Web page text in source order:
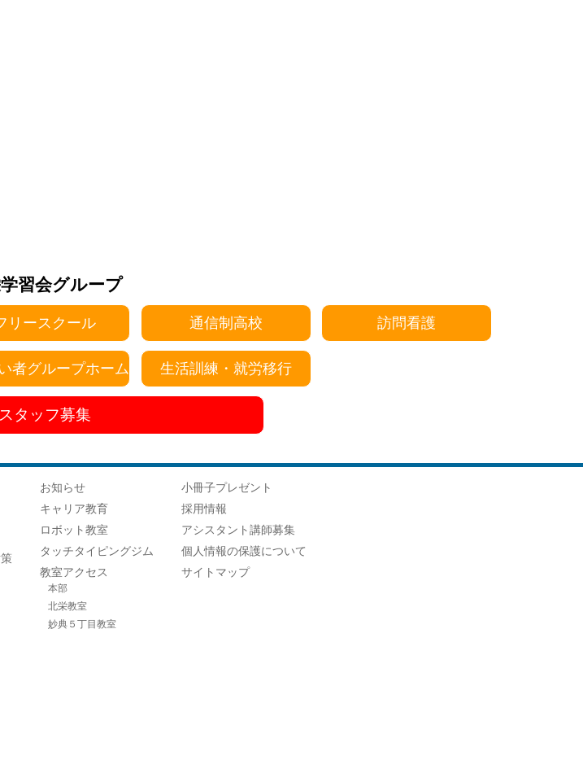
習会グループ
リースクール 通信制高校 訪問看護
者グループホーム 生活訓練・就労移行
スタッフ募集
お知らせ
キャリア教育
ロボット教室
タッチタイピングジム
教室アクセス
本部
北栄教室
妙典５丁目教室
小冊子プレゼント
採用情報
アシスタント講師募集
個人情報の保護について
サイトマップ